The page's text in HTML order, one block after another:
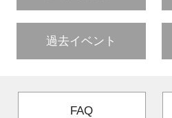
過去イベント
FAQ